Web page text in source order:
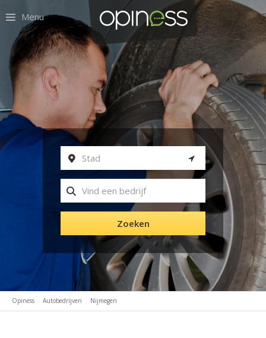
Menu
Zoeken
Opiness Autobedrijven Nijmegen